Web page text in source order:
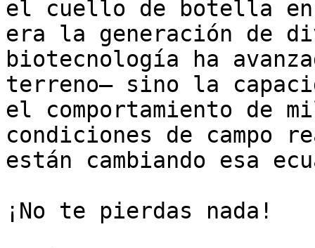
el cuello de botella en
era la generación de
biotecnología ha
terreno— sino la
el comportamiento de
condiciones de campo
están cambiando esa
¡No te pierdas nada!